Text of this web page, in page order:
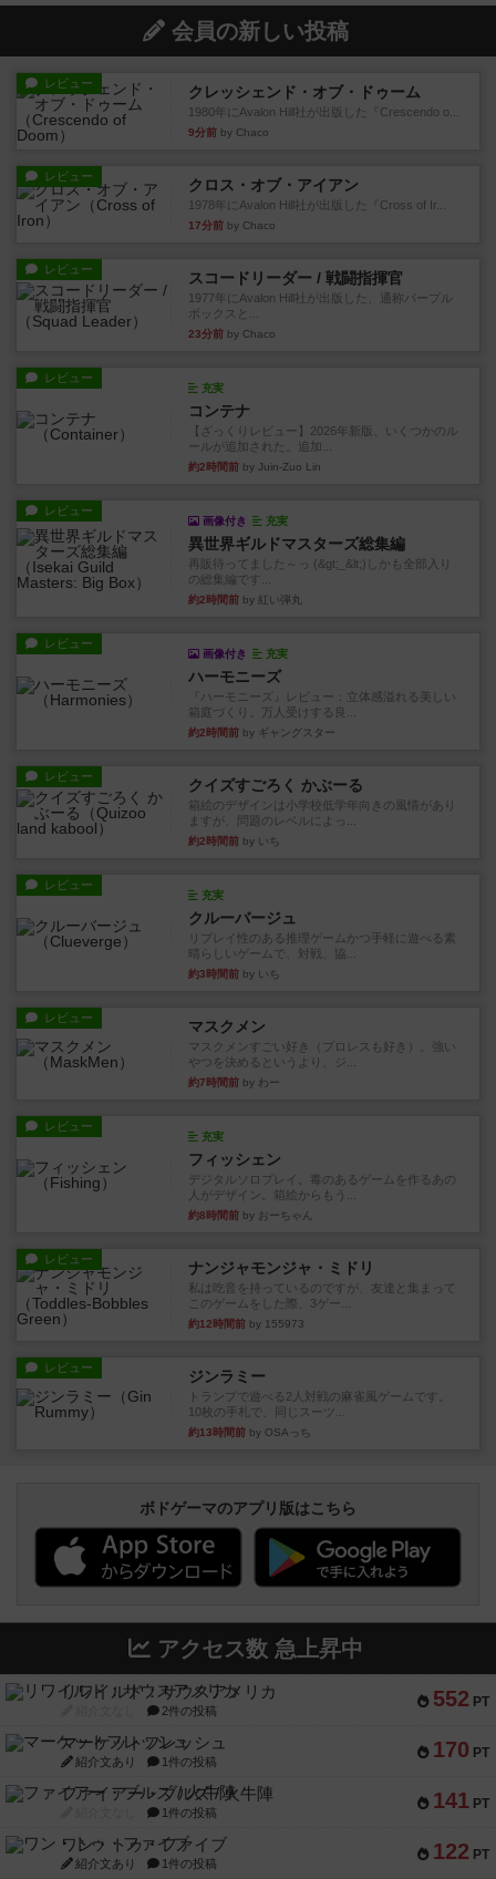
会員の新しい投稿
レビュー クレッシェンド・オブ・ドゥーム
1980年にAvalon Hill社が出版した『Crescendo o...
9分前 by Chaco
レビュー クロス・オブ・アイアン
1978年にAvalon Hill社が出版した『Cross of Ir...
17分前 by Chaco
レビュー スコードリーダー / 戦闘指揮官
1977年にAvalon Hill社が出版した、通称パープル
ボックスと...
23分前 by Chaco
レビュー
充実
コンテナ
【ざっくりレビュー】2026年新版、いくつかのル
ールが追加された。追加...
約2時間前 by Juin-Zuo Lin
レビュー
画像付き 充実
異世界ギルドマスターズ総集編
再販待ってました～っ (&gt;_&lt;)しかも全部入り
の総集編です...
約2時間前 by 紅い弾丸
レビュー
画像付き 充実
ハーモニーズ
『ハーモニーズ』レビュー：立体感溢れる美しい
箱庭づくり。万人受けする良...
約2時間前 by ギャングスター
レビュー クイズすごろく かぶーる
箱絵のデザインは小学校低学年向きの風情があり
ますが、問題のレベルによっ...
約2時間前 by いち
レビュー
充実
クルーバージュ
リプレイ性のある推理ゲームかつ手軽に遊べる素
晴らしいゲームで、対戦、協...
約3時間前 by いち
レビュー マスクメン
マスクメンすごい好き（プロレスも好き）。強い
やつを決めるというより、ジ...
約7時間前 by わー
レビュー
充実
フィッシェン
デジタルソロプレイ。毒のあるゲームを作るあの
人がデザイン。箱絵からもう...
約8時間前 by おーちゃん
レビュー ナンジャモンジャ・ミドリ
私は吃音を持っているのですが、友達と集まって
このゲームをした際、3ゲー...
約12時間前 by 155973
レビュー ジンラミー
トランプで遊べる2人対戦の麻雀風ゲームです。
10枚の手札で、同じスーツ...
約13時間前 by OSAっち
ボドゲーマのアプリ版はこちら
アクセス数 急上昇中
552 PT
リワイルド：サウスアメリカ
2件の投稿
170 PT
マーケットフレッシュ
紹介文あり 1件の投稿
141 PT
ファイアー・ブルズ / 火牛陣
1件の投稿
122 PT
ワン・トゥ・ファイブ
紹介文あり 1件の投稿